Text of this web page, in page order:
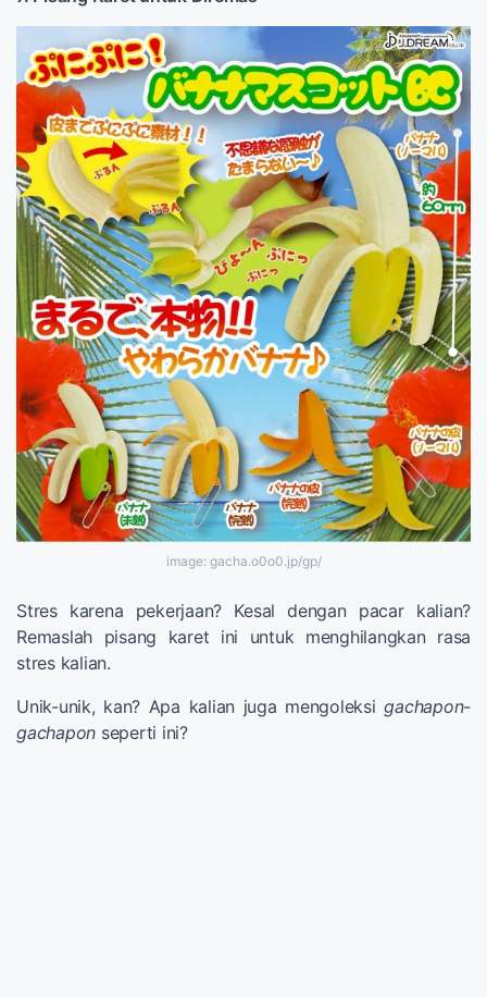
image: gacha.o0o0.jp/gp/
Stres karena pekerjaan? Kesal dengan pacar kalian?
Remaslah pisang karet ini untuk menghilangkan rasa
stres kalian.
Unik-unik, kan? Apa kalian juga mengoleksigachapon-
gachapon seperti ini?